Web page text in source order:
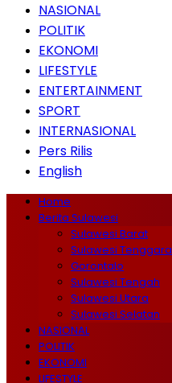
NASIONAL
POLITIK
EKONOMI
LIFESTYLE
ENTERTAINMENT
SPORT
INTERNASIONAL
Pers Rilis
English
Home
Berita Sulawesi
Sulawesi Barat
Sulawesi Tenggara
Gorontalo
Sulawesi Tengah
Sulawesi Utara
Sulawesi Selatan
NASIONAL
POLITIK
EKONOMI
LIFESTYLE